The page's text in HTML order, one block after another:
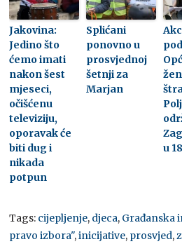
Jakovina:
Jedino što
ćemo imati
nakon šest
mjeseci,
očišćenu
televiziju,
oporavak će
biti dug i
nikada
potpun
Splićani
ponovno u
prosvjednoj
šetnji za
Marjan
u
Tags: cijepljenje, djeca, Građanska
pravo izbora",inicijative, prosvjed,